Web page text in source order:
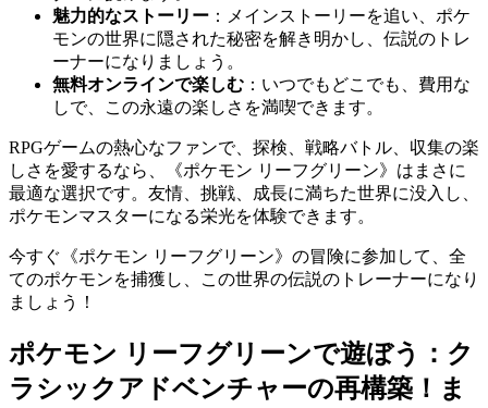
魅力的なストーリー ：メインストーリーを追い、ポケ
モンの世界に隠された秘密を解き明かし、伝説のトレ
ーナーになりましょう。
無料オンラインで楽しむ ：いつでもどこでも、費用な
しで、この永遠の楽しさを満喫できます。
RPGゲームの熱心なファンで、探検、戦略バトル、収集の楽
しさを愛するなら、《ポケモン リーフグリーン》はまさに
最適な選択です。友情、挑戦、成長に満ちた世界に没入し、
ポケモンマスターになる栄光を体験できます。
今すぐ《ポケモン リーフグリーン》の冒険に参加して、全
てのポケモンを捕獲し、この世界の伝説のトレーナーになり
ましょう！
ポケモン リーフグリーンで遊ぼう：ク
ラシックアドベンチャーの再構築！ま